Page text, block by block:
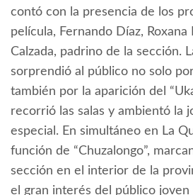
contó con la presencia de los
película, Fernando Díaz, Roxana
Calzada, padrino de la sección.
sorprendió al público no solo
también por la aparición del
recorrió las salas y ambientó la
especial. En simultáneo en La
función de “Chuzalongo”,
sección en el interior de la
el gran interés del público